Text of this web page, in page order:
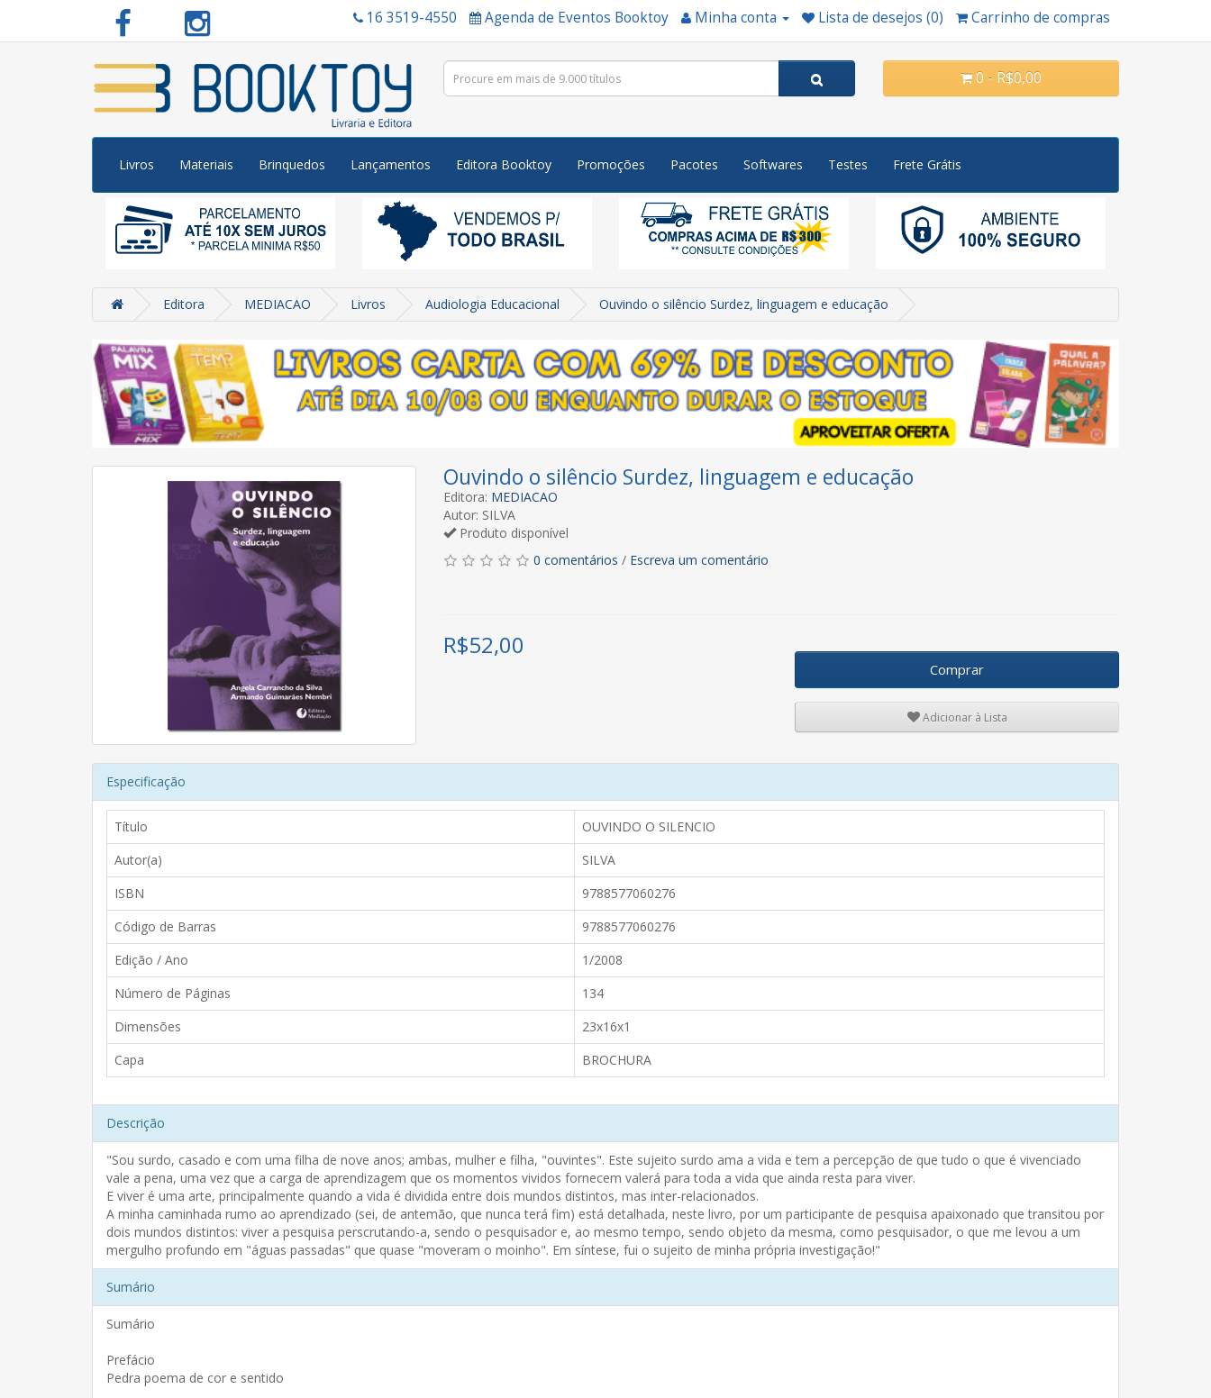
16 3519-4550 Agenda de Eventos Booktoy Minha conta Lista de desejos (0) Carrinho de compras
0 - R$0,00
Livros Materiais Brinquedos Lançamentos Editora Booktoy Promoções Pacotes Softwares Testes Frete Grátis
Editora MEDIACAO Livros Audiologia Educacional Ouvindo o silêncio Surdez, linguagem e educação
Ouvindo o silêncio Surdez, linguagem e educação
Editora: MEDIACAO
Autor: SILVA
Produto disponível
0 comentários / Escreva um comentário
R$52,00
Comprar
Adicionar à Lista
Especificação
Título
OUVINDO O SILENCIO
Autor(a)
SILVA
ISBN
9788577060276
Código de Barras
9788577060276
Edição / Ano
1/2008
Número de Páginas
134
Dimensões
23x16x1
Capa
BROCHURA
Descrição
"Sou surdo, casado e com uma filha de nove anos; ambas, mulher e filha, "ouvintes". Este sujeito surdo ama a vida e tem a percepção de que tudo o que é vivenciado
vale a pena, uma vez que a carga de aprendizagem que os momentos vividos fornecem valerá para toda a vida que ainda resta para viver.
E viver é uma arte, principalmente quando a vida é dividida entre dois mundos distintos, mas inter-relacionados.
A minha caminhada rumo ao aprendizado (sei, de antemão, que nunca terá fim) está detalhada, neste livro, por um participante de pesquisa apaixonado que transitou por
dois mundos distintos: viver a pesquisa perscrutando-a, sendo o pesquisador e, ao mesmo tempo, sendo objeto da mesma, como pesquisador, o que me levou a um
mergulho profundo em "águas passadas" que quase "moveram o moinho". Em síntese, fui o sujeito de minha própria investigação!"
Sumário
Sumário
Prefácio
Pedra poema de cor e sentido